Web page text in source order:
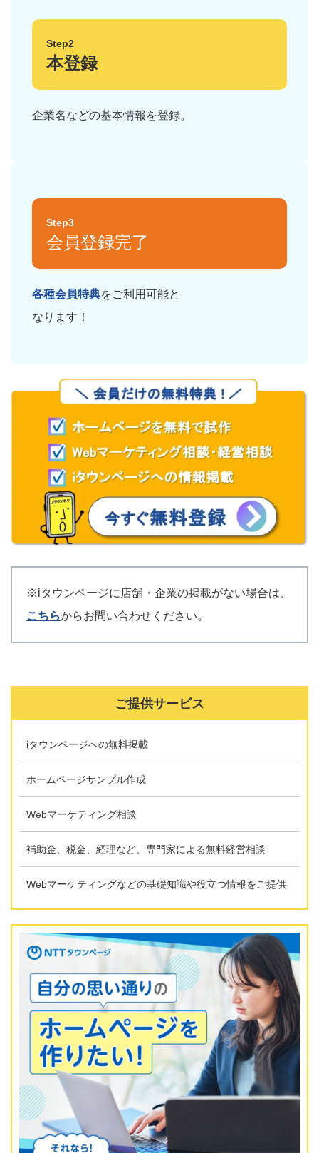
Step2
本登録
企業名などの基本情報を登録。
Step3
会員登録完了
各種会員特典をご利用可能と
なります！
※iタウンページに店舗・企業の掲載がない場合は、
こちらからお問い合わせください。
ご提供サービス
iタウンページへの無料掲載
ホームページサンプル作成
Webマーケティング相談
補助金、税金、経理など、専門家による無料経営相談
Webマーケティングなどの基礎知識や役立つ情報をご提供